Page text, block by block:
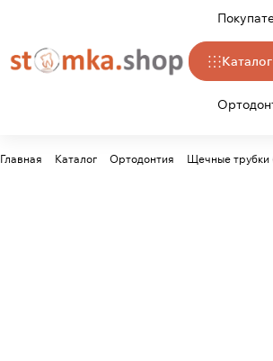
Каталог
Главная Каталог Ортодонтия Щечные трубки